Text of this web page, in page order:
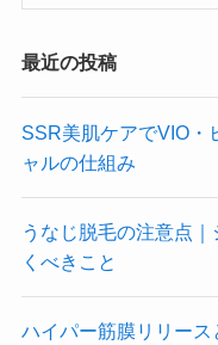
最近の投稿
SSR美肌ケアでVIO・
ャルの仕組み
うなじ脱毛の注意点
くべきこと
ハイパー筋膜リリー